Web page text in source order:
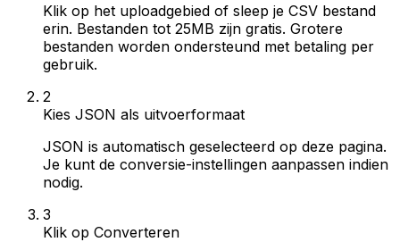
Klik op het uploadgebied of sleep je CSV bestand
erin. Bestanden tot 25MB zijn gratis. Grotere
bestanden worden ondersteund met betaling per
gebruik.
2
Kies JSON als uitvoerformaat
JSON is automatisch geselecteerd op deze pagina.
Je kunt de conversie-instellingen aanpassen indien
nodig.
3
Klik op Converteren